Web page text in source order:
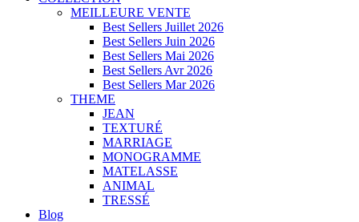
MEILLEURE VENTE
Best Sellers Juillet 2026
Best Sellers Juin 2026
Best Sellers Mai 2026
Best Sellers Avr 2026
Best Sellers Mar 2026
THEME
JEAN
TEXTURÉ
MARRIAGE
MONOGRAMME
MATELASSE
ANIMAL
TRESSÉ
Blog